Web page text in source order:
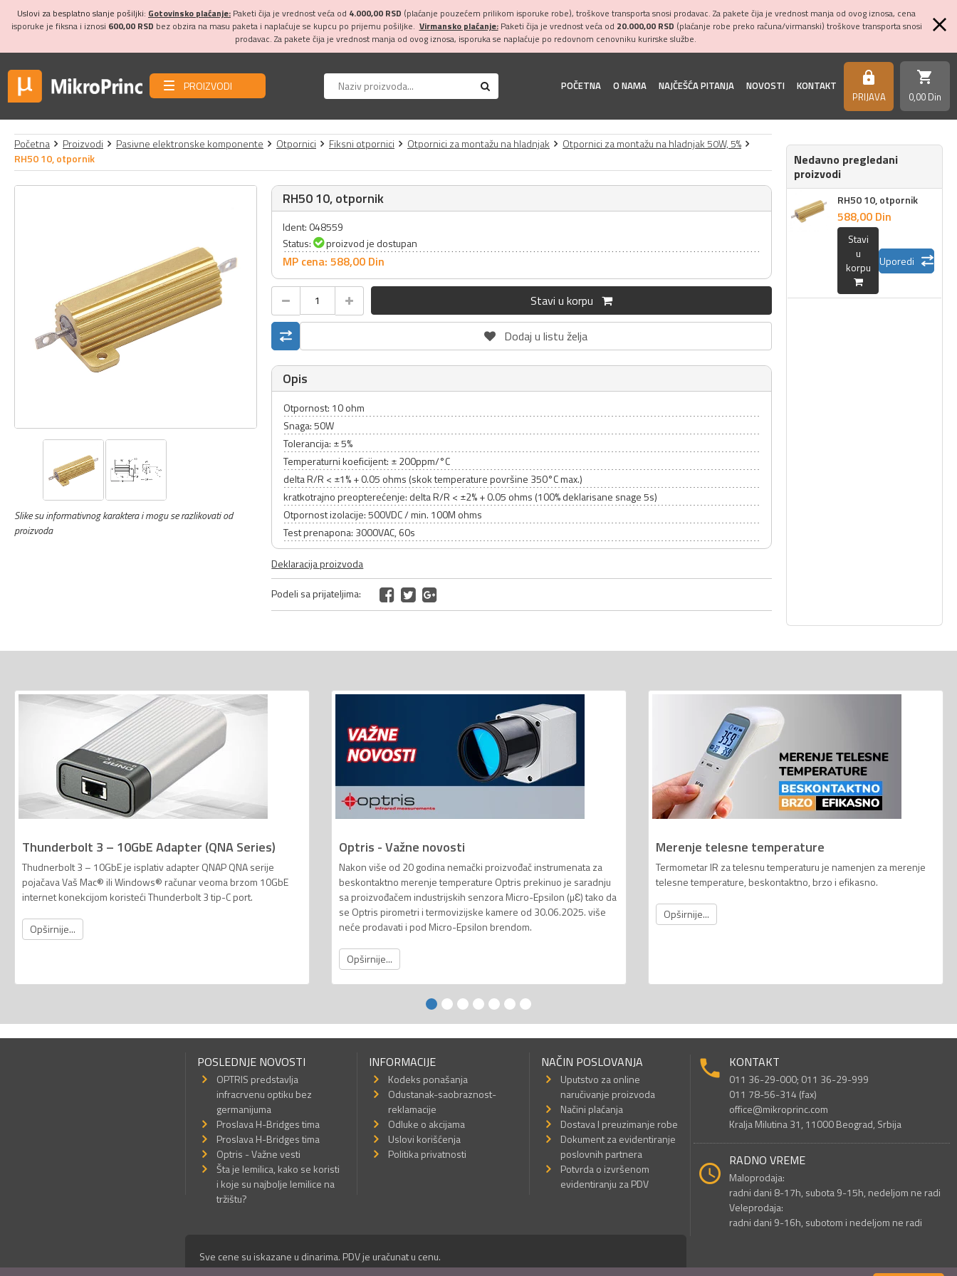
Uslovi za besplatno slanje pošiljki: Gotovinsko plaćanje: Paketi čija je vrednost veća od 4.000,00 RSD (plaćanje pouzećem prilikom isporuke robe), troškove transporta snosi prodavac. Za pakete čija je vrednost manja od ovog iznosa, cena
isporuke je fiksna i iznosi 600,00 RSD bez obzira na masu paketa i naplaćuje se kupcu po prijemu pošiljke. Virmansko plaćanje:Paketi čija je vrednost veća od 20.000,00 RSD (plaćanje robe preko računa/virmanski) troškove transporta snosi
prodavac. Za pakete čija je vrednost manja od ovog iznosa, isporuka se naplaćuje po redovnom cenovniku kurirske službe.
PROIZVODI POČETNA O NAMA NAJČEŠĆA PITANJA NOVOSTI KONTAKT https
PRIJAVA
shopping_cart
0,00 Din
Početna Proizvodi Pasivne elektronske komponente Otpornici Fiksni otpornici Otpornici za montažu na hladnjak
Otpornici za montažu na hladnjak 50W, 5%
RH50 10, otpornik
Slike su informativnog karaktera i mogu se razlikovati od
proizvoda
RH50 10, otpornik
Ident: 048559
Status:
proizvod je dostupan
MP cena: 588,00 Din
Stavi u korpu
Dodaj u listu želja
Opis
Otpornost: 10 ohm
Snaga: 50W
Tolerancija: ± 5%
Temperaturni koeficijent: ± 200ppm/°C
delta R/R < ±1% + 0.05 ohms (skok temperature površine 350°C max.)
kratkotrajno preopterećenje: delta R/R < ±2% + 0.05 ohms (100% deklarisane snage 5s)
Otpornost izolacije: 500VDC / min. 100M ohms
Test prenapona: 3000VAC, 60s
Deklaracija proizvoda
Podeli sa prijateljima:
Nedavno pregledani
proizvodi
RH50 10, otpornik
588,00 Din
Stavi
u
korpu
Uporedi
Thunderbolt 3 – 10GbE Adapter (QNA Series)
Thudnerbolt 3 – 10GbE je isplativ adapter QNAP QNA serije
pojačava Vaš Mac® ili Windows® računar veoma brzom 10GbE
internet konekcijom koristeći Thunderbolt 3 tip-C port.
Opširnije...
Optris - Važne novosti
Nakon više od 20 godina nemački proizvođač instrumenata za
beskontaktno merenje temperature Optris prekinuo je saradnju
sa proizvođačem industrijskih senzora Micro-Epsilon (µƐ) tako da
se Optris pirometri i termovizijske kamere od 30.06.2025. više
neće prodavati i pod Micro-Epsilon brendom.
Opširnije...
Merenje telesne temperature
Termometar IR za telesnu temperaturu je namenjen za merenje
telesne temperature, beskontaktno, brzo i efikasno.
Opširnije...
POSLEDNJE NOVOSTI
OPTRIS predstavlja
infracrvenu optiku bez
germanijuma
Proslava H-Bridges tima
Proslava H-Bridges tima
Optris - Važne vesti
Šta je lemilica, kako se koristi
i koje su najbolje lemilice na
tržištu?
INFORMACIJE
Kodeks ponašanja
Odustanak-saobraznost-
reklamacije
Odluke o akcijama
Uslovi korišćenja
Politika privatnosti
NAČIN POSLOVANJA
Uputstvo za online
naručivanje proizvoda
Načini plaćanja
Dostava I preuzimanje robe
Dokument za evidentiranje
poslovnih partnera
Potvrda o izvršenom
evidentiranju za PDV
KONTAKT
011 36-29-000; 011 36-29-999
011 78-56-314 (fax)
office@mikroprinc.com
Kralja Milutina 31, 11000 Beograd, Srbija
RADNO VREME
Maloprodaja:
radni dani 8-17h, subota 9-15h, nedeljom ne radi
Veleprodaja:
radni dani 9-16h, subotom i nedeljom ne radi
Sve cene su iskazane u dinarima. PDV je uračunat u cenu.
© Mikro Princ 1999 - 2026. Sva prava su zadržana.